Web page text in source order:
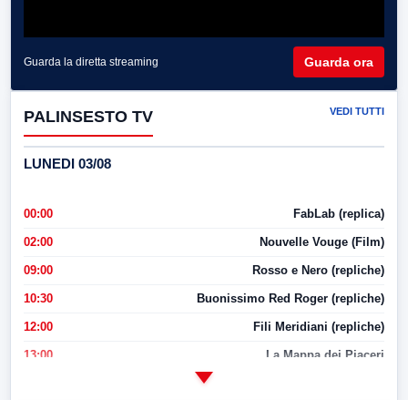
Guarda la diretta streaming Guarda ora
PALINSESTO TV VEDI TUTTI
LUNEDI 03/08
00:00 FabLab (replica)
02:00 Nouvelle Vouge (Film)
09:00 Rosso e Nero (repliche)
10:30 Buonissimo Red Roger (repliche)
12:00 Fili Meridiani (repliche)
13:00 La Mappa dei Piaceri